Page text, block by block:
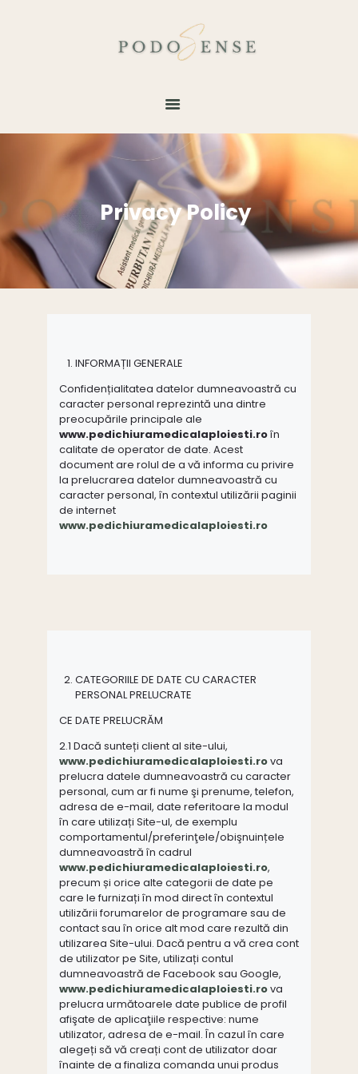
Privacy Policy
SERVICII
GALERIE
BLOG
TESTIMONIALE
CONTACT
PROGRAMARE
ONLINE
INFORMAȚII GENERALE
Confidențialitatea datelor dumneavoastră cu
caracter personal reprezintă una dintre
preocupările principale ale
www.pedichiuramedicalaploiesti.roîn
calitate de operator de date. Acest
document are rolul de a vă informa cu privire
la prelucrarea datelor dumneavoastră cu
caracter personal, în contextul utilizării paginii
de internet
www.pedichiuramedicalaploiesti.ro
CATEGORIILE DE DATE CU CARACTER
PERSONAL PRELUCRATE
CE DATE PRELUCRĂM
2.1 Dacă sunteți client al site-ului,
www.pedichiuramedicalaploiesti.rova
prelucra datele dumneavoastră cu caracter
personal, cum ar fi nume şi prenume, telefon,
adresa de e-mail, date referitoare la modul
în care utilizați Site-ul, de exemplu
comportamentul/preferinţele/obişnuințele
dumneavoastră în cadrul
www.pedichiuramedicalaploiesti.ro,
precum și orice alte categorii de date pe
care le furnizați în mod direct în contextul
utilizării forumarelor de programare sau de
contact sau în orice alt mod care rezultă din
utilizarea Site-ului. Dacă pentru a vă crea cont
de utilizator pe Site, utilizați contul
dumneavoastră de Facebook sau Google,
www.pedichiuramedicalaploiesti.rova
prelucra următoarele date publice de profil
afişate de aplicaţiile respective: nume
utilizator, adresa de e-mail. În cazul în care
alegeți să vă creați cont de utilizator doar
înainte de a finaliza comanda unui produs